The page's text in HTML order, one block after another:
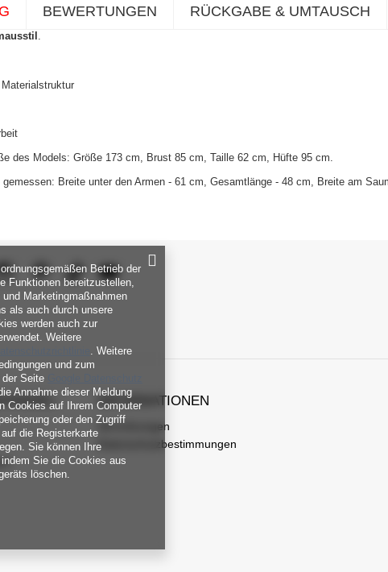
BEWERTUNGEN RÜCKGABE & UMTAUSCH
des Models: Größe 173 cm, Brust 85 cm, Taille 62 cm, Hüfte 95 cm
Breite unter den Armen - 61 cm, Gesamtlänge - 48 cm, Breite am
K
INFORMATIONEN
Verordnungen
Datenschutzbestimmungen
Betrieb der
Funktionen bereitzustellen,
Marketingmaßnahmen
als auch durch unsere
werden auch zur
Weitere
. Weitere
und zum
Seite
Annahme dieser Meldung
Cookies auf Ihrem Computer
oder den Zugriff
die Registerkarte
Sie können Ihre
Sie die Cookies aus
löschen.